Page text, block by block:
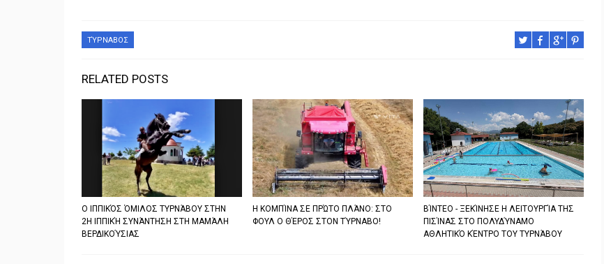
ΤΎΡΝΑΒΟΣ
RELATED POSTS
Ο ΙΠΠΙΚΌΣ ΌΜΙΛΟΣ ΤΥΡΝΆΒΟΥ ΣΤΗΝ
2Η ΙΠΠΙΚΉ ΣΥΝΆΝΤΗΣΗ ΣΤΗ ΜΑΜΆΛΗ
ΒΕΡΔΙΚΟΎΣΙΑΣ
Η ΚΟΜΠΊΝΑ ΣΕ ΠΡΏΤΟ ΠΛΆΝΟ: ΣΤΟ
ΦΟΥΛ Ο ΘΈΡΟΣ ΣΤΟΝ ΤΎΡΝΑΒΟ!
ΒΊΝΤΕΟ - ΞΕΚΊΝΗΣΕ Η ΛΕΙΤΟΥΡΓΊΑ ΤΗΣ
ΠΙΣΊΝΑΣ ΣΤΟ ΠΟΛΥΔΎΝΑΜΟ
ΑΘΛΗΤΙΚΌ ΚΈΝΤΡΟ ΤΟΥ ΤΥΡΝΆΒΟΥ